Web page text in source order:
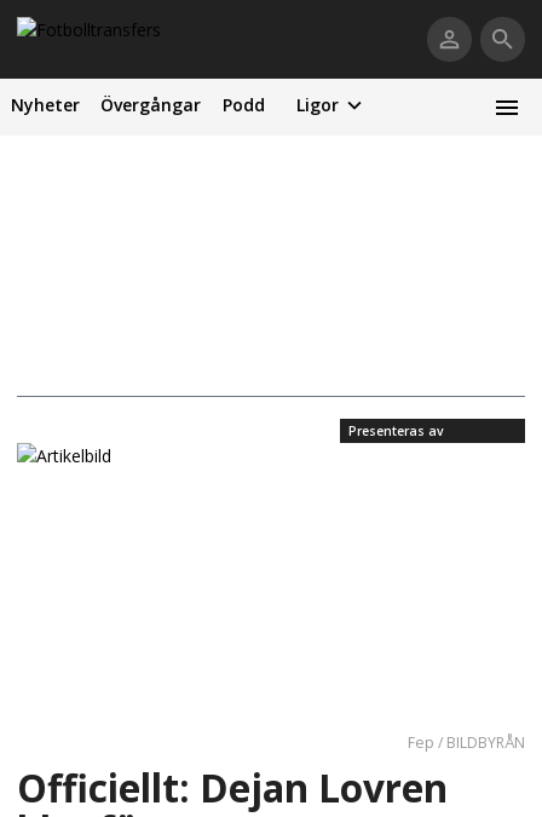
Nyheter Övergångar Podd Ligor
Presenteras av
Fep / BILDBYRÅN
Officiellt: Dejan Lovren